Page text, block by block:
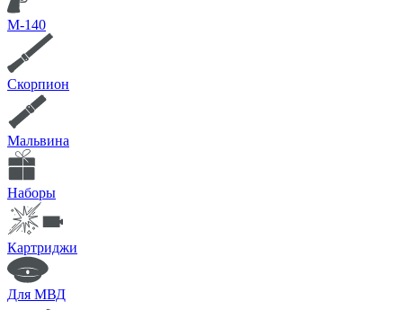
М-140
Скорпион
Мальвина
Наборы
Картриджи
Для МВД